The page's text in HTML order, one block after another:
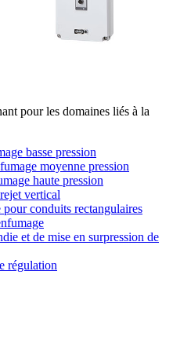
pour les domaines liés à la
basse pression
moyenne pression
haute pression
vertical
conduits rectangulaires
et de mise en surpression de
régulation